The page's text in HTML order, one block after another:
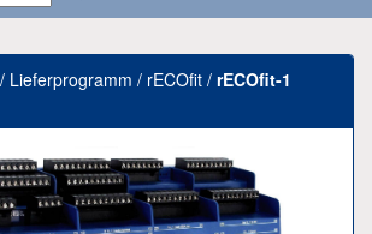
Lieferprogramm / rECOfit / rECOfit-1